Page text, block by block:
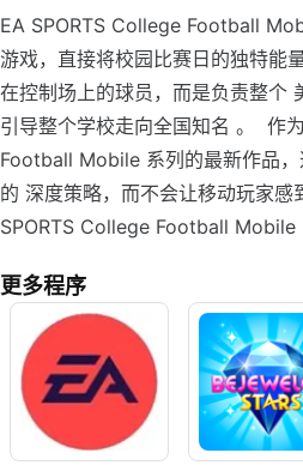
EA SPORTS College Football
游戏，直接将校园比赛日的独特能
在控制场上的球员，而是负责整个
引导整个学校走向全国知名 。 作
Football Mobile 系列的最新作品
的 深度策略，而不会让移动玩家感
SPORTS College Football
更多程序